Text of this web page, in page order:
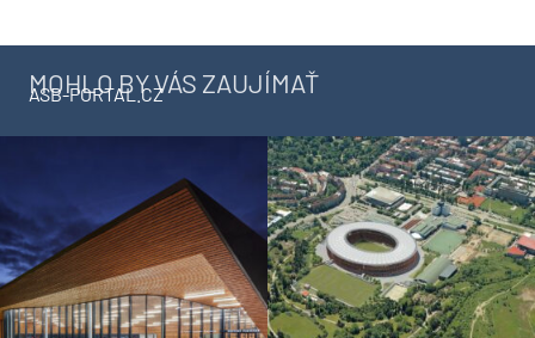
MOHLO BY VÁS ZAUJÍMAŤ
ASB-PORTAL.CZ